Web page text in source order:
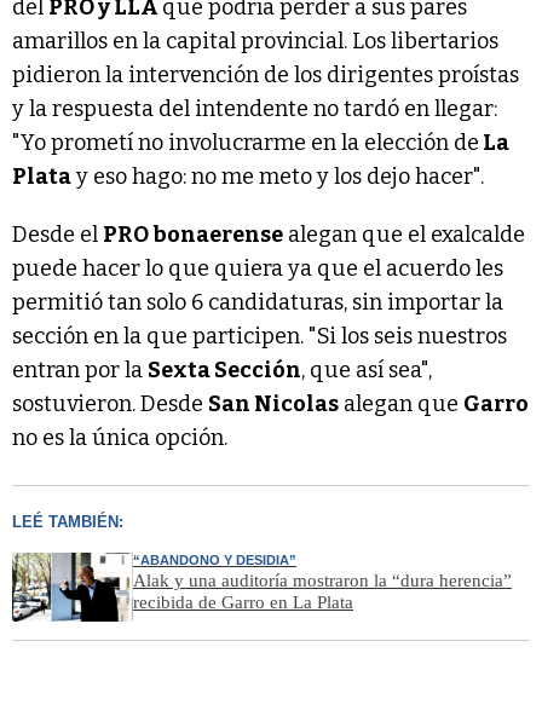
del PRO y LLA que podría perder a sus pares
amarillos en la capital provincial. Los libertarios
pidieron la intervención de los dirigentes proístas
y la respuesta del intendente no tardó en llegar:
"Yo prometí no involucrarme en la elección de La
Platay eso hago: no me meto y los dejo hacer".
Desde el PRO bonaerense alegan que el exalcalde
puede hacer lo que quiera ya que el acuerdo les
permitió tan solo 6 candidaturas, sin importar la
sección en la que participen. "Si los seis nuestros
entran por la Sexta Sección, que así sea",
sostuvieron. Desde San Nicolas alegan que Garro
no es la única opción.
LEÉ TAMBIÉN:
“ABANDONO Y DESIDIA”
Alak y una auditoría mostraron la “dura herencia”
recibida de Garro en La Plata